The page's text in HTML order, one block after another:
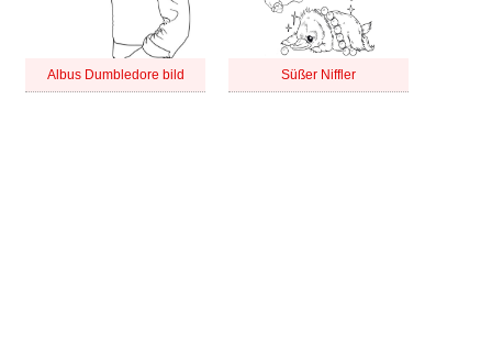
Albus Dumbledore bild Süßer Niffler